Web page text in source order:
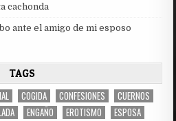
cachonda
ante el amigo de mi esposo
TAGS
COGIDA CONFESIONES
CUERNOS
ENGAÑO EROTISMO
ESPOSA